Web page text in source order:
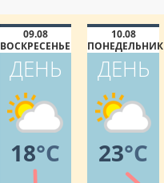
09.08
ВОСКРЕСЕНЬЕ
ДЕНЬ
18°C
10.08
ПОНЕДЕЛЬНИК
ДЕНЬ
23°C